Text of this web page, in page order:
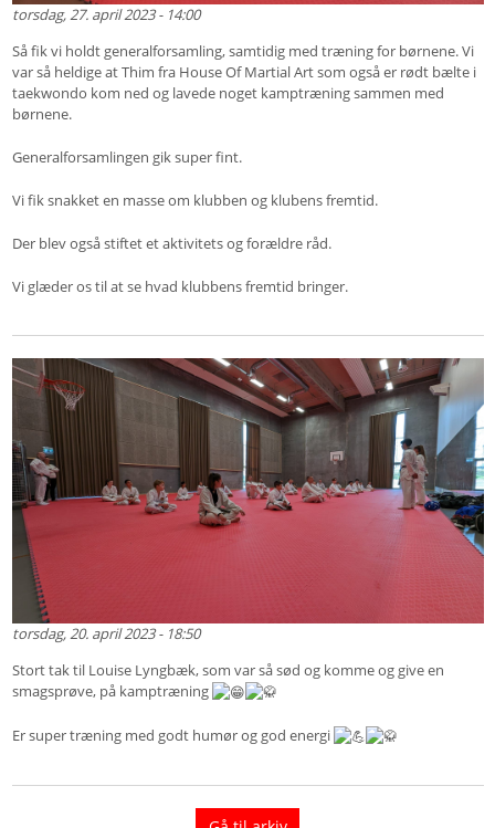
torsdag, 27. april 2023 - 14:00
Så fik vi holdt generalforsamling, samtidig med træning for børnene. Vi
var så heldige at Thim fra House Of Martial Art som også er rødt bælte i
taekwondo kom ned og lavede noget kamptræning sammen med
børnene.
Generalforsamlingen gik super fint.
Vi fik snakket en masse om klubben og klubens fremtid.
Der blev også stiftet et aktivitets og forældre råd.
Vi glæder os til at se hvad klubbens fremtid bringer.
torsdag, 20. april 2023 - 18:50
Stort tak til Louise Lyngbæk, som var så sød og komme og give en
smagsprøve, på kamptræning
Er super træning med godt humør og god energi